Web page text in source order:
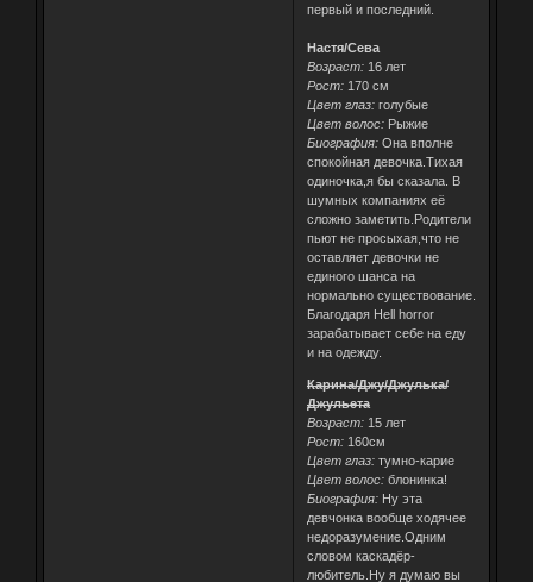
первый и последний.
Настя/Сева
Возраст:16 лет
Рост:170 см
Цвет глаз:голубые
Цвет волос:Рыжие
Биография:Она вполне
спокойная девочка.Тихая
одиночка,я бы сказала. В
шумных компаниях её
сложно заметить.Родители
пьют не просыхая,что не
оставляет девочки не
единого шанса на
нормально существование.
Благодаря Hell horror
зарабатывает себе на еду
и на одежду.
Карина/Джу/Джулька/
Джульета
Возраст:15 лет
Рост:160см
Цвет глаз:тумно-карие
Цвет волос:блонинка!
Биография:Ну эта
девчонка вообще ходячее
недоразумение.Одним
словом каскадёр-
любитель.Ну я думаю вы